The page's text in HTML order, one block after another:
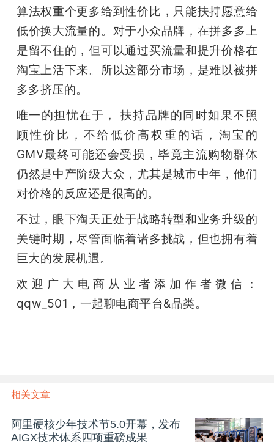
算法权重个更多给到性价比，只能扶持愿意给
低价换大流量的。对于小众品牌，在拼多多上
是留不住的，但可以通过买流量和提升价格在
淘宝上活下来。所以这部分市场，是难以被拼
多多挤压的。
唯一的担忧在于， 扶持品牌的同时如果不照
顾性价比，不给低价高权重的话，淘宝的
GMV最终可能还会受损，毕竟主流购物群体
仍然是中产阶级大众，尤其是城市中年，他们
对价格的反应还是很高的。
不过，眼下淘天正处于战略转型和业务升级的
关键时期，尽管面临着诸多挑战，但也拥有着
巨大的发展机遇。
欢迎广大电商从业者添加作者微信：
qqw_501，一起聊电商平台&品类。
相关文章
阿里硬核少年技术节5.0开幕，发布
AIGX技术体系四项重磅成果